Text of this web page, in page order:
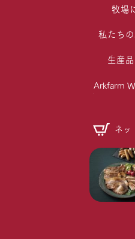
牧場
私たち
生産
Arkfarm
ネッ